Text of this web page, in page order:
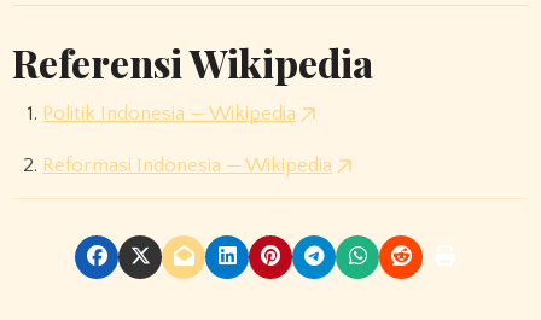
Referensi Wikipedia
Politik Indonesia — Wikipedia
Reformasi Indonesia — Wikipedia